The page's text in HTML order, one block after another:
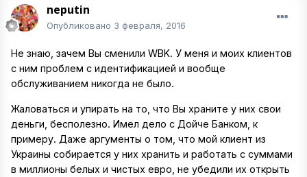
neputin
Опубликовано 3 февраля, 2016
Не знаю, зачем Вы сменили WBK. У меня и моих клиентов
с ним проблем с идентификацией и вообще
обслуживанием никогда не было.
Жаловаться и упирать на то, что Вы храните у них свои
деньги, бесполезно. Имел дело с Дойче Банком, к
примеру. Даже аргументы о том, что мой клиент из
Украины собирается у них хранить и работать с суммами
в миллионы белых и чистых евро, не убедили их открыть